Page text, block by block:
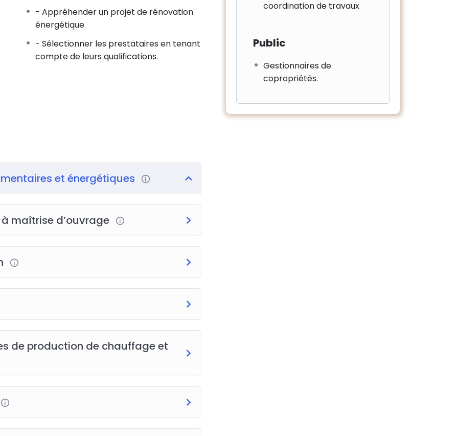
Rénov’, établissements financiers.
projet de rénovation
de chauffage et ECS Réseaux de
à chaleur, chaudières à bois ou à gaz) et
solaire photovoltaïque
(ventilation naturelle, hybride, simple
- Appréhender un projet de rénovation
énergétique.
- Sélectionner les prestataires en tenant
compte de leurs qualifications.
et énergétiques
maîtrise d’ouvrage
de production de chauffage et
coordination de travaux
Public
Gestionnaires de
copropriétés.